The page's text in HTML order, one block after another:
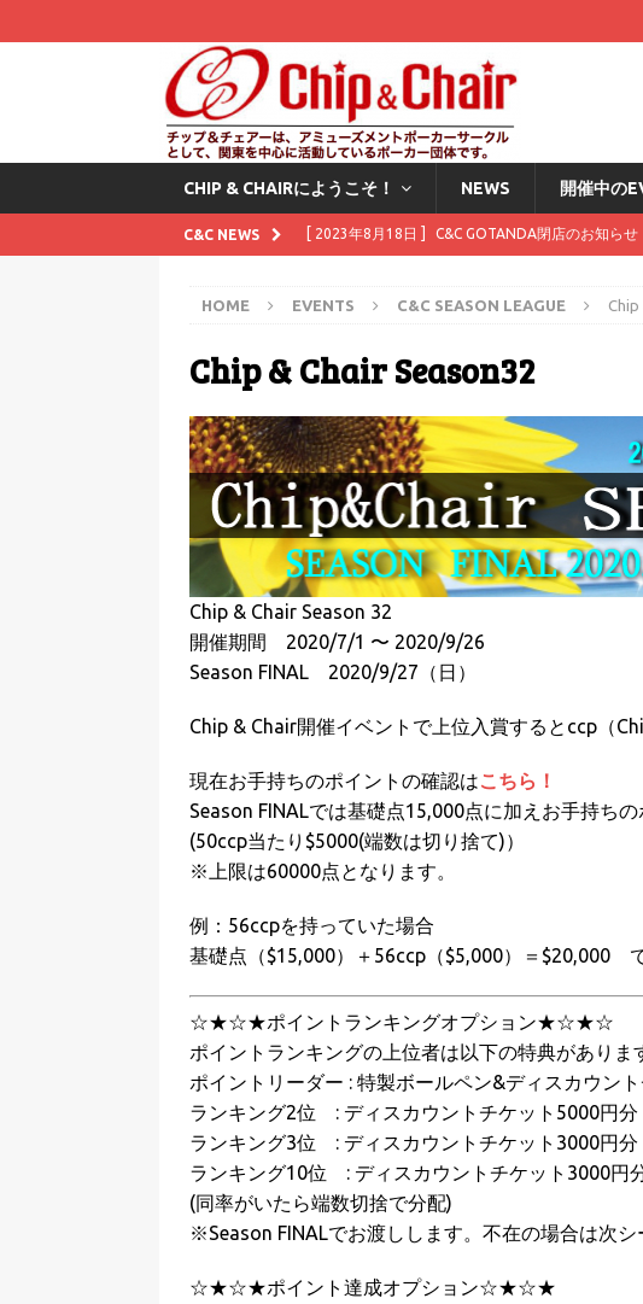
CHIP & CHAIRにようこそ！ NEWS 開催中の
C&C NEWS [ 2023年8月18日 ] C&C GOTANDA閉店のお知らせ
[ 2023年7月11日 ] 7月にスタンプカード2倍の方
[ 2023年6月2日 ] 6月にスタンプカード2倍の方々
HOME EVENTS C&C SEASON LEAGUE Chip
Chip & Chair Season32
Chip & Chair Season 32
開催期間 2020/7/1 〜 2020/9/26
Season FINAL 2020/9/27（日）
Chip & Chair開催イベントで上位入賞するとccp（
現在お手持ちのポイントの確認はこちら！
Season FINALでは基礎点15,000点に加えお手持ち
(50ccp当たり$5000(端数は切り捨て)）
※上限は60000点となります。
例：56ccpを持っていた場合
基礎点（$15,000）＋56ccp（$5,000）＝$20,000
☆★☆★ポイントランキングオプション★☆★☆
ポイントランキングの上位者は以下の特典がありま
ポイントリーダー : 特製ボールペン&ディスカウン
ランキング2位 : ディスカウントチケット5000円分
ランキング3位 : ディスカウントチケット3000円分
ランキング10位 : ディスカウントチケット3000円
(同率がいたら端数切捨で分配)
※Season FINALでお渡しします。不在の場合は次シ
☆★☆★ポイント達成オプション☆★☆★